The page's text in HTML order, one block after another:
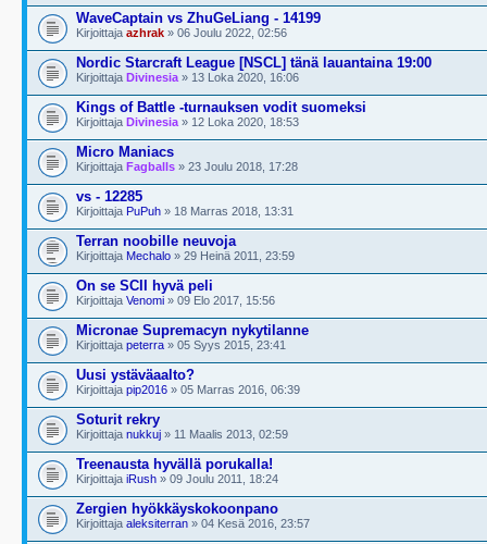
WaveCaptain vs ZhuGeLiang - 14199
Kirjoittaja azhrak » 06 Joulu 2022, 02:56
Nordic Starcraft League [NSCL] tänä lauantaina 19:00
Kirjoittaja Divinesia » 13 Loka 2020, 16:06
Kings of Battle -turnauksen vodit suomeksi
Kirjoittaja Divinesia » 12 Loka 2020, 18:53
Micro Maniacs
Kirjoittaja Fagballs » 23 Joulu 2018, 17:28
vs - 12285
Kirjoittaja PuPuh » 18 Marras 2018, 13:31
Terran noobille neuvoja
Kirjoittaja Mechalo » 29 Heinä 2011, 23:59
On se SCII hyvä peli
Kirjoittaja Venomi » 09 Elo 2017, 15:56
Micronae Supremacyn nykytilanne
Kirjoittaja peterra » 05 Syys 2015, 23:41
Uusi ystäväaalto?
Kirjoittaja pip2016 » 05 Marras 2016, 06:39
Soturit rekry
Kirjoittaja nukkuj » 11 Maalis 2013, 02:59
Treenausta hyvällä porukalla!
Kirjoittaja iRush » 09 Joulu 2011, 18:24
Zergien hyökkäyskokoonpano
Kirjoittaja aleksiterran » 04 Kesä 2016, 23:57